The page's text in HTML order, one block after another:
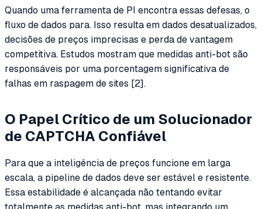
Quando uma ferramenta de PI encontra essas defesas, o
fluxo de dados para. Isso resulta em dados desatualizados,
decisões de preços imprecisas e perda de vantagem
competitiva. Estudos mostram que medidas anti-bot são
responsáveis por uma porcentagem significativa de
falhas em raspagem de sites [2].
O Papel Crítico de um Solucionador
de CAPTCHA Confiável
Para que a inteligência de preços funcione em larga
escala, a pipeline de dados deve ser estável e resistente.
Essa estabilidade é alcançada não tentando evitar